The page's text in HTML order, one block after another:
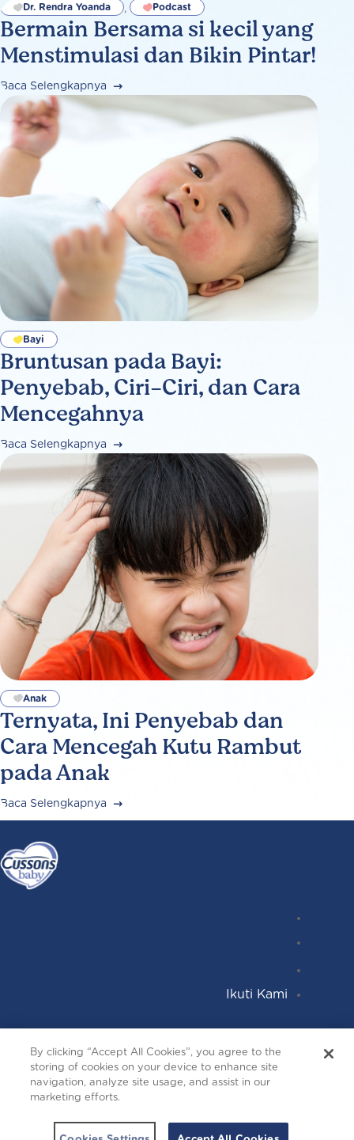
Bermain Bersama si kecil yang
Menstimulasi dan Bikin Pintar!
Dr. Rendra Yoanda , Podcast
Baca Selengkapnya
Bruntusan pada Bayi:
Penyebab, Ciri-Ciri, dan Cara
Mencegahnya
Bayi
Baca Selengkapnya
Ternyata, Ini Penyebab dan
Cara Mencegah Kutu Rambut
pada Anak
Anak
Baca Selengkapnya
Ikuti Kami
Privacy and Cookies
Contact Us
reserved.
By clicking “Accept All Cookies”, you agree to the
storing of cookies on your device to enhance site
navigation, analyze site usage, and assist in our
marketing efforts.